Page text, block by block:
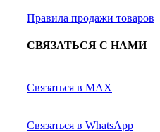
Правила продажи товаров
СВЯЗАТЬСЯ С НАМИ
Связаться в MAX
Связаться в WhatsApp